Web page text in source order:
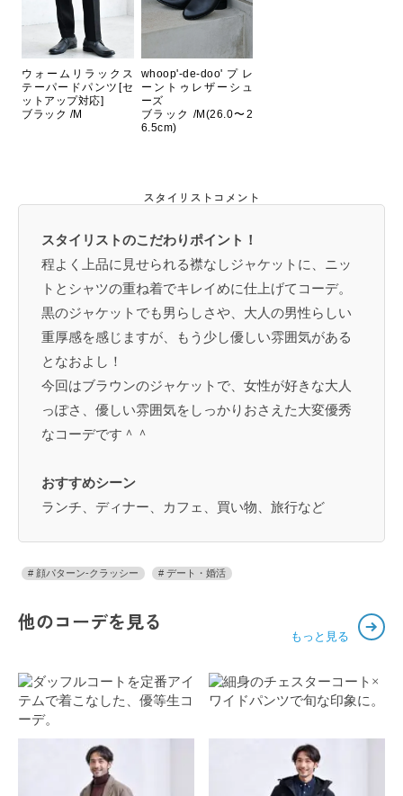
ウォームリラックス
テーパードパンツ[セ
ットアップ対応]
ブラック /M
whoop'-de-doo'プレ
ーントゥレザーシュ
ーズ
ブラック /M(26.0〜2
6.5cm)
スタイリストコメント
スタイリストのこだわりポイント！
程よく上品に見せられる襟なしジャケットに、ニッ
トとシャツの重ね着でキレイめに仕上げてコーデ。
黒のジャケットでも男らしさや、大人の男性らしい
重厚感を感じますが、もう少し優しい雰囲気がある
となおよし！
今回はブラウンのジャケットで、女性が好きな大人
っぽさ、優しい雰囲気をしっかりおさえた大変優秀
なコーデです＾＾
おすすめシーン
ランチ、ディナー、カフェ、買い物、旅行など
顔パターン-クラッシー デート・婚活
他のコーデを見る
もっと見る